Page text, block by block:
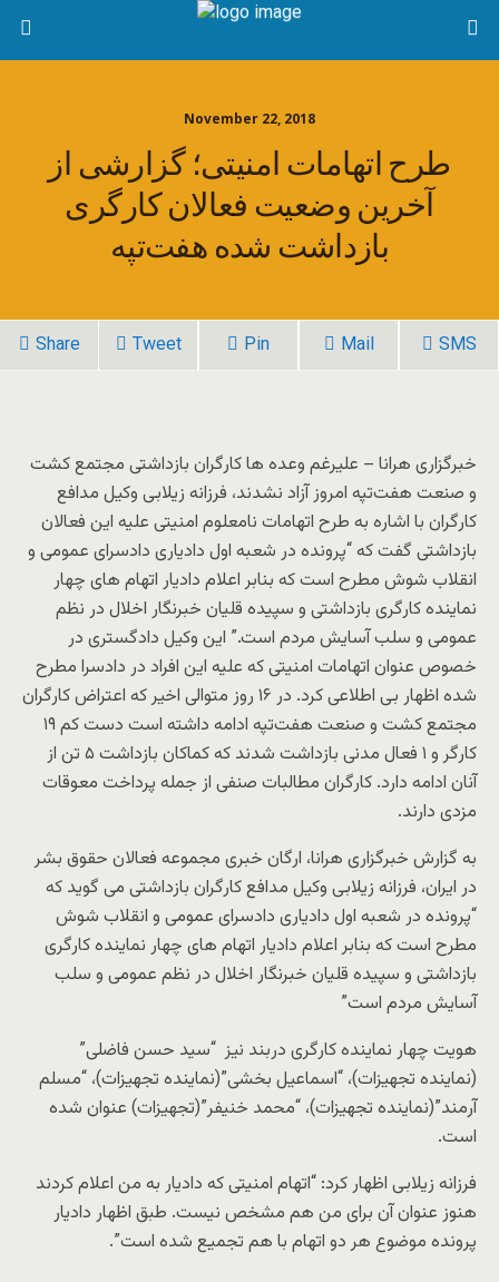
November 22, 2018
طرح اتهامات امنیتی؛ گزارشی از
آخرین وضعیت فعالان کارگری
بازداشت شده هفت‌تپه
Share Tweet Pin Mail SMS
خبرگزاری هرانا – علیرغم وعده ها کارگران بازداشتی مجتمع کشت
و صنعت هفت‌تپه امروز آزاد نشدند، فرزانه زیلابی وکیل مدافع
کارگران با اشاره به طرح اتهامات نامعلوم امنیتی علیه این فعالان
بازداشتی گفت که “پرونده در شعبه اول دادیاری دادسرای عمومی و
انقلاب شوش مطرح است که بنابر اعلام دادیار اتهام های چهار
نماینده کارگری بازداشتی و سپیده قلیان خبرنگار اخلال در نظم
عمومی و سلب آسایش مردم است.” این وکیل دادگستری در
خصوص عنوان اتهامات امنیتی که علیه این افراد در دادسرا مطرح
شده اظهار بی اطلاعی کرد. در ۱۶ روز متوالی اخیر که اعتراض کارگران
مجتمع کشت و صنعت هفت‌تپه ادامه داشته است دست کم ۱۹
کارگر و ۱ فعال مدنی بازداشت شدند که کماکان بازداشت ۵ تن از
آنان ادامه دارد. کارگران مطالبات صنفی از جمله پرداخت معوقات
مزدی دارند.
به گزارش خبرگزاری هرانا، ارگان خبری مجموعه فعالان حقوق بشر
در ایران، فرزانه زیلابی وکیل مدافع کارگران بازداشتی می گوید که
“پرونده در شعبه اول دادیاری دادسرای عمومی و انقلاب شوش
مطرح است که بنابر اعلام دادیار اتهام های چهار نماینده کارگری
بازداشتی و سپیده قلیان خبرنگار اخلال در نظم عمومی و سلب
آسایش مردم است”
هویت چهار نماینده کارگری دربند نیز “سید حسن فاضلی”
(نماینده تجهیزات)، “اسماعیل بخشی”(نماینده تجهیزات)، “مسلم
آرمند”(نماینده تجهیزات)، “محمد خنیفر”(تجهیزات) عنوان شده
است.
فرزانه زیلابی اظهار کرد: “اتهام امنیتی که دادیار به من اعلام کردند
هنوز عنوان آن برای من هم مشخص نیست. طبق اظهار دادیار
پرونده موضوع هر دو اتهام با هم تجمیع شده است”.